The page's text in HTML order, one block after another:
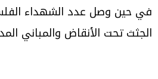
الجثث تحت الأنقاض والمباني